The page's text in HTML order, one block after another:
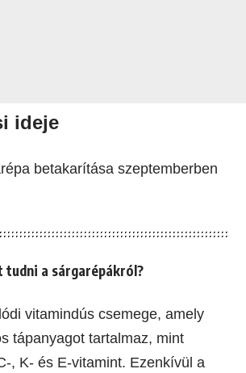
ideje
betakarítása szeptemberben
tudni a sárgarépákról?
vitamindús csemege, amely
tápanyagot tartalmaz, mint
, K- és E-vitamint. Ezenkívül a